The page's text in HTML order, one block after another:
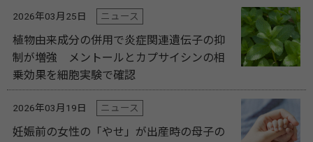
2026年03月25日 ニュース
植物由来成分の併用で炎症関連遺伝子の抑
制が増強 メントールとカプサイシンの相
乗効果を細胞実験で確認
2026年03月19日 ニュース
妊娠前の女性の「やせ」が出産時の母子の